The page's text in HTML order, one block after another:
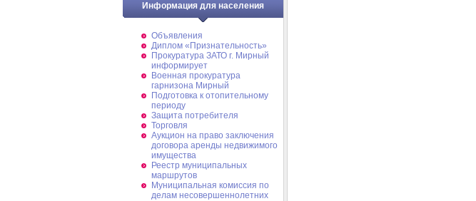
Информация для населения
Объявления
Диплом «Признательность»
Прокуратура ЗАТО г. Мирный
информирует
Военная прокуратура
гарнизона Мирный
Подготовка к отопительному
периоду
Защита потребителя
Торговля
Аукцион на право заключения
договора аренды недвижимого
имущества
Реестр муниципальных
маршрутов
Муниципальная комиссия по
делам несовершеннолетних